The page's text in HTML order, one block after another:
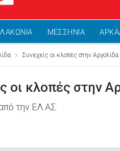
ΛΑΚΩΝΙΑ ΜΕΣΣΗΝΙΑ
Συνεχείς οι κλοπές στην Αργολίδα
οι κλοπές στην
την ΕΛ.ΑΣ.